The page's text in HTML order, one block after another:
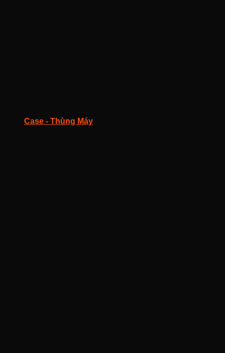
Case - Thùng Máy